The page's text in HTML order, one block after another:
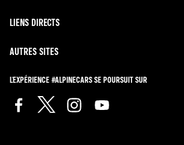
LIENS DIRECTS
AUTRES SITES
L'EXPÉRIENCE #ALPINECARS SE POURSUIT SUR